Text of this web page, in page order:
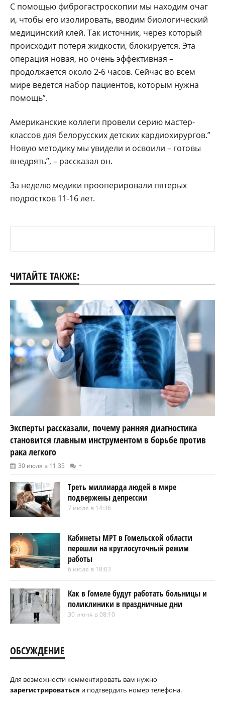
С помощью фиброгастроскопии мы находим очаг
и, чтобы его изолировать, вводим биологический
медицинский клей. Так источник, через который
происходит потеря жидкости, блокируется. Эта
операция новая, но очень эффективная –
продолжается около 2-6 часов. Сейчас во всем
мире ведется набор пациентов, которым нужна
помощь”.
Американские коллеги провели серию мастер-
классов для белорусских детских кардиохирургов.”
Новую методику мы увидели и освоили – готовы
внедрять”, – рассказал он.
За неделю медики прооперировали пятерых
подростков 11-16 лет.
ЧИТАЙТЕ ТАКЖЕ:
Эксперты рассказали, почему ранняя диагностика
становится главным инструментом в борьбе против
рака легкого
30 июля в 11:35 +
Треть миллиарда людей в мире
подвержены депрессии
7 июля в 14:36
Кабинеты МРТ в Гомельской области
перешли на круглосуточный режим
работы
6 июля в 18:03
Как в Гомеле будут работать больницы и
поликлиники в праздничные дни
30 июня в 08:10
ОБСУЖДЕНИЕ
Для возможности комментировать вам нужно
зарегистрироваться и подтвердить номер телефона.